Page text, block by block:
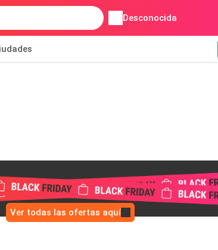
Desconocida
Ver todas las ofertas aquí